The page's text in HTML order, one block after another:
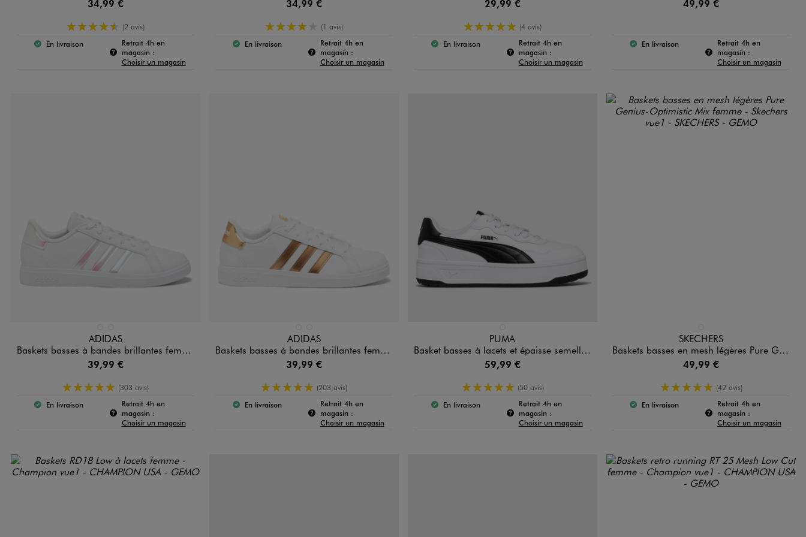
34,99 €
4.5/5 de moyenne
(2 avis)
Le produit est disponible :
En livraison
Retrait 4h en
magasin :Pour connaître la disponibilité de ce produit :
Choisir un magasin
34,99 €
4/5 de moyenne
(1 avis)
Le produit est disponible :
En livraison
Retrait 4h en
magasin :Pour connaître la disponibilité de ce produit :
Choisir un magasin
29,99 €
5/5 de moyenne
(4 avis)
Le produit est disponible :
En livraison
Retrait 4h en
magasin :Pour connaître la disponibilité de ce produit :
Choisir un magasin
49,99 €
Le produit est disponible :
En livraison
Retrait 4h en
magasin :Pour connaître
Choisir un magasin
ADIDAS
Baskets basses à bandes brillantes femme - Adidas Grand Court Base
39,99 €
5/5 de moyenne
(303 avis)
Le produit est disponible :
En livraison
Retrait 4h en
magasin :Pour connaître la disponibilité de ce produit :
Choisir un magasin
ADIDAS
Baskets basses à bandes brillantes femme - Adidas Grand Court Base
39,99 €
5/5 de moyenne
(203 avis)
Le produit est disponible :
En livraison
Retrait 4h en
magasin :Pour connaître la disponibilité de ce produit :
Choisir un magasin
PUMA
Basket basses à lacets et épaisse semelle Court Lally Skye femme - Puma
59,99 €
5/5 de moyenne
(50 avis)
Le produit est disponible :
En livraison
Retrait 4h en
magasin :Pour connaître la disponibilité de ce produit :
Choisir un magasin
SKECHERS
Baskets basses en mesh légères Pure Genius-Optimistic Mix femme - Skechers
49,99 €
5/5 de moyenne
(42 avis)
Le produit est disponible :
En livraison
Retrait 4h en
magasin :Pour connaître
Choisir un magasin